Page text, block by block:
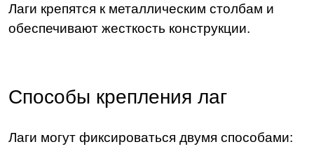
Лаги крепятся к металлическим столбам и
обеспечивают жесткость конструкции.
Способы крепления лаг
Лаги могут фиксироваться двумя способами: